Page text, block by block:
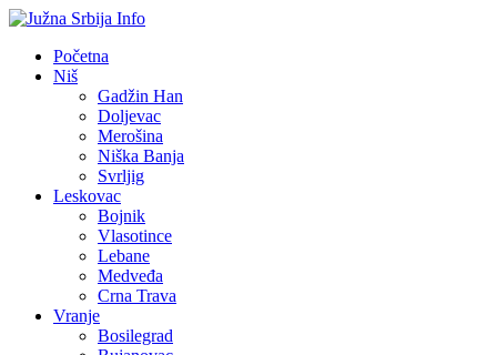
Početna
Niš
Gadžin Han
Doljevac
Merošina
Niška Banja
Svrljig
Leskovac
Bojnik
Vlasotince
Lebane
Medveđa
Crna Trava
Vranje
Bosilegrad